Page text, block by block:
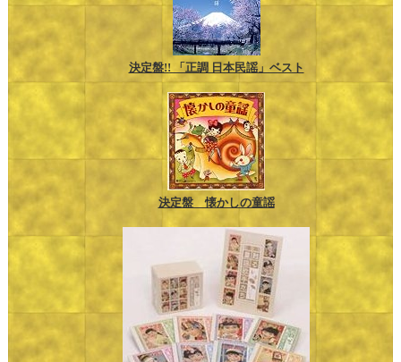
決定盤!! 「正調 日本民謡」ベスト
決定盤 懐かしの童謡